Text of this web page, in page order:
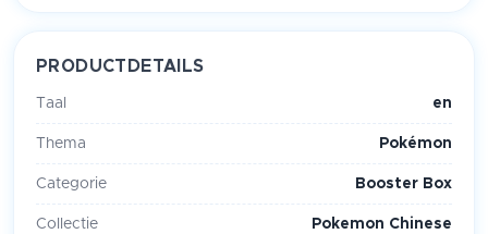
PRODUCTDETAILS
Taal en
Thema Pokémon
Categorie Booster Box
Collectie Pokemon Chinese